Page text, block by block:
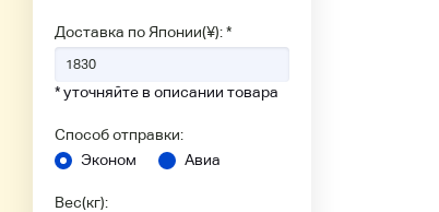
Доставка по Японии(¥): *
* уточняйте в описании товара
Способ отправки:
Эконом
Авиа
Вес(кг):